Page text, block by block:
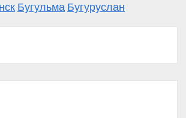
Бугульма Бугуруслан